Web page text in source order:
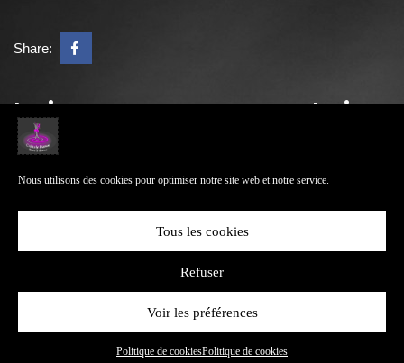
Nous utilisons des cookies pour optimiser notre site web et notre service.
Tous les cookies
Refuser
Voir les préférences
Politique de cookiesPolitique de cookies
Share:
Laisser un commentaire
Vous devez
38 ème nuit de la danse
Toutes les images du site sont la propriété de
Design & Developed by